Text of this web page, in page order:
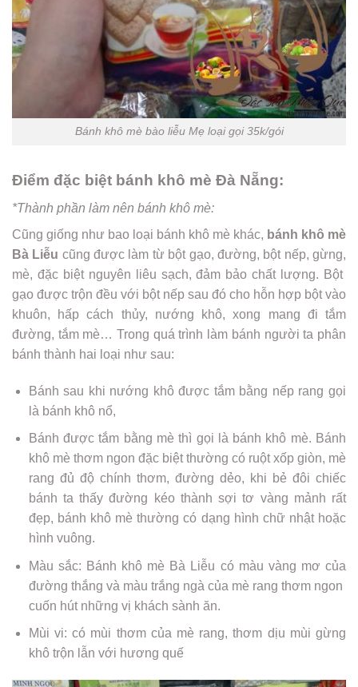
Bánh khô mè bào liễu Mẹ loại gọi 35k/gói
Điểm đặc biệt bánh khô mè Đà Nẵng:
*Thành phần làm nên bánh khô mè:
Cũng giống như bao loại bánh khô mè khác, bánh khô mè
Bà Liễu cũng được làm từ bột gạo, đường, bột nếp, gừng,
mè, đặc biệt nguyên liêu sạch, đảm bảo chất lượng. Bột
gạo được trộn đều với bột nếp sau đó cho hỗn hợp bột vào
khuôn, hấp cách thủy, nướng khô, xong mang đi tắm
đường, tắm mè… Trong quá trình làm bánh người ta phân
bánh thành hai loại như sau:
Bánh sau khi nướng khô được tắm bằng nếp rang gọi
là bánh khô nổ,
Bánh được tắm bằng mè thì gọi là bánh khô mè. Bánh
khô mè thơm ngon đặc biệt thường có ruột xốp giòn, mè
rang đủ độ chính thơm, đường dẻo, khi bẻ đôi chiếc
bánh ta thấy đường kéo thành sợi tơ vàng mảnh rất
đẹp, bánh khô mè thường có dạng hình chữ nhật hoặc
hình vuông.
Màu sắc: Bánh khô mè Bà Liễu có màu vàng mơ của
đường thắng và màu trắng ngà của mè rang thơm ngon
cuốn hút những vị khách sành ăn.
Mùi vi: có mùi thơm của mè rang, thơm dịu mùi gừng
khô trộn lẫn với hương quế